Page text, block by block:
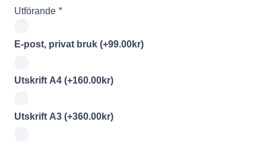
Utförande *
E-post, privat bruk (+99.00kr)
Utskrift A4 (+160.00kr)
Utskrift A3 (+360.00kr)